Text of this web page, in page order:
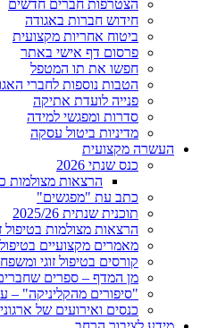
הצטרפות חברים חדשים
חידוש חברות באגודה
ביטוח אחריות מקצועית
פרסום דף אישי באתר
חפשו את תו המטפל
הטבות נוספות לחברי
פנייה לועדת אתיקה
סדרות ומפגשי למידה
מדיניות ביטול עסקה
העשרה מקצועית
כנס שנתי 2026
הרצאות מצולמות כנס
כתב עת "מפגשים"
תוכנית שנתית 2025/26
הרצאות מצולמות בטיפול
מאמרים מקצועיים בטיפול
קורסים בטיפול זוגי
מן המדף – ספרים
"סיפורים מהקליניקה" –
כנסים ואירועים של